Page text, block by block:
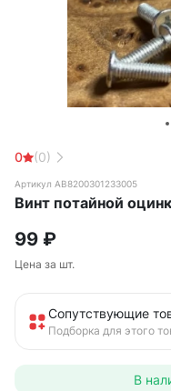
0 (0)
Артикул АВ8200301233005
Винт потайной
99 ₽
Цена за шт.
Сопутствующие
Подборка для этого
В